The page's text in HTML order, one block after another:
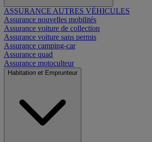
ASSURANCE AUTRES VÉHICULES
Assurance nouvelles mobilités
Assurance voiture de collection
Assurance voiture sans permis
Assurance camping-car
Assurance quad
Assurance motoculteur
Habitation et Emprunteur